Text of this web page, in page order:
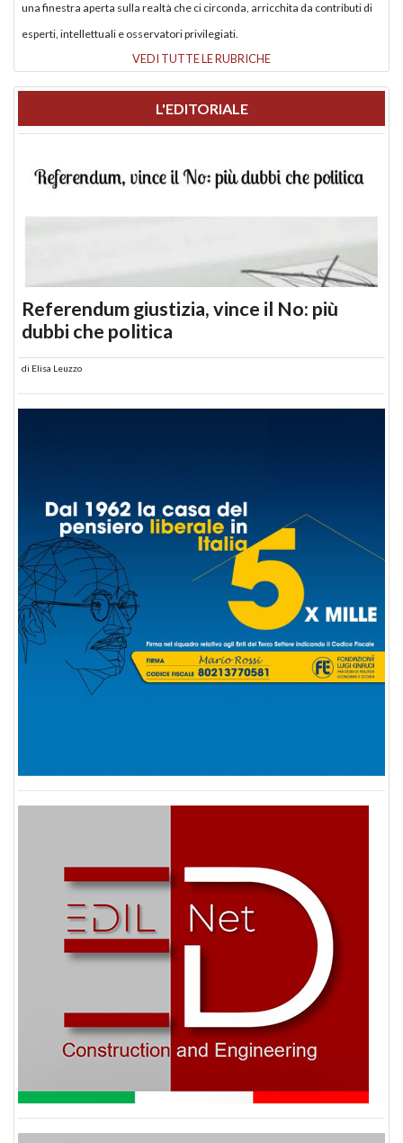
una finestra aperta sulla realtà che ci circonda, arricchita da contributi di
esperti, intellettuali e osservatori privilegiati.
VEDI TUTTE LE RUBRICHE
L'EDITORIALE
Referendum giustizia, vince il No: più
dubbi che politica
di Elisa Leuzzo